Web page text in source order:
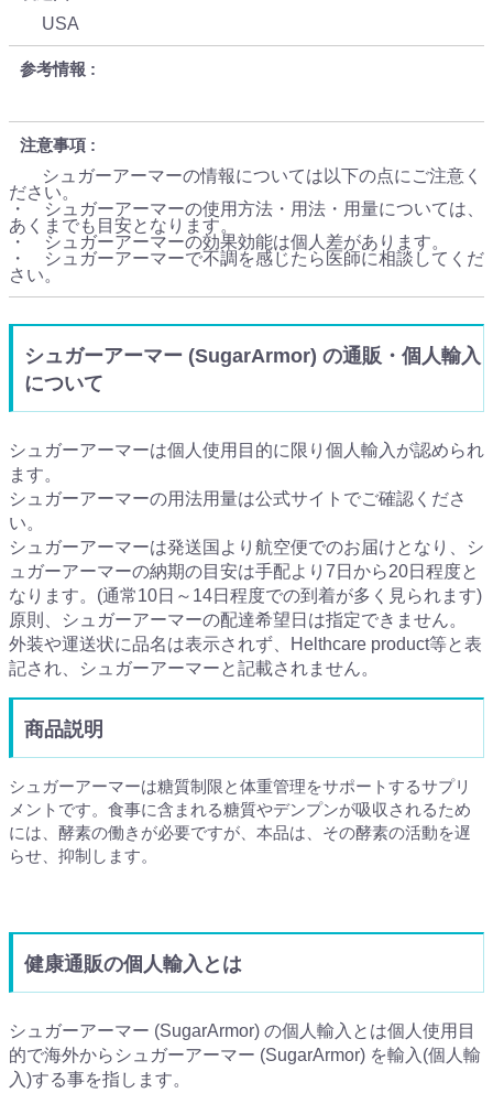
USA
参考情報
注意事項
シュガーアーマーの情報については以下の点にご注意く
ださい。
・ シュガーアーマーの使用方法・用法・用量については、
あくまでも目安となります。
・ シュガーアーマーの効果効能は個人差があります。
・ シュガーアーマーで不調を感じたら医師に相談してくだ
さい。
シュガーアーマー (SugarArmor) の通販・個人輸入
について
シュガーアーマーは個人使用目的に限り個人輸入が認められ
ます。
シュガーアーマーの用法用量は公式サイトでご確認くださ
い。
シュガーアーマーは発送国より航空便でのお届けとなり、シ
ュガーアーマーの納期の目安は手配より7日から20日程度と
なります。(通常10日～14日程度での到着が多く見られます)
原則、シュガーアーマーの配達希望日は指定できません。
外装や運送状に品名は表示されず、Helthcare product等と表
記され、シュガーアーマーと記載されません。
商品説明
シュガーアーマーは糖質制限と体重管理をサポートするサプリ
メントです。食事に含まれる糖質やデンプンが吸収されるため
には、酵素の働きが必要ですが、本品は、その酵素の活動を遅
らせ、抑制します。
健康通販の個人輸入とは
シュガーアーマー (SugarArmor) の個人輸入とは個人使用目
的で海外からシュガーアーマー (SugarArmor) を輸入(個人輸
入)する事を指します。